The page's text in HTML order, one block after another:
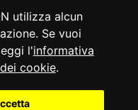
utilizza alcun
Se vuoi
l'informativa
cookie.
)